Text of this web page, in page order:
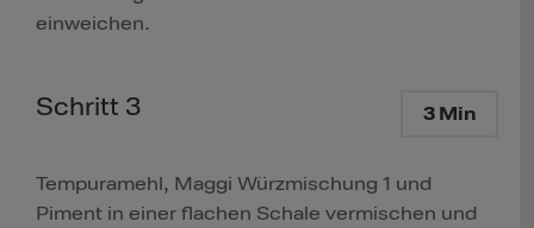
einweichen.
Schritt 3 3 Min
Tempuramehl, Maggi Würzmischung 1 und
Piment in einer flachen Schale vermischen und